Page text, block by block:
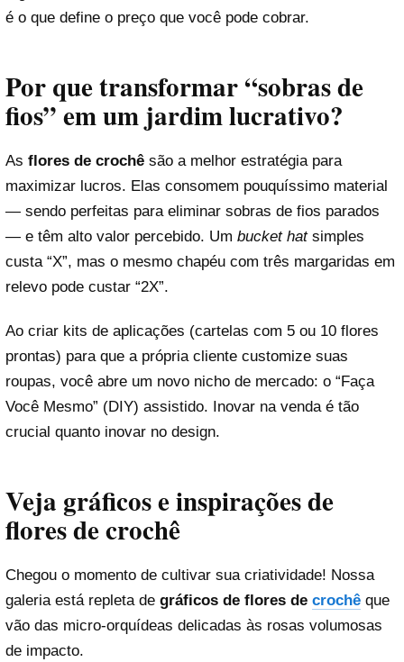
é o que define o preço que você pode cobrar.
Por que transformar “sobras de
fios” em um jardim lucrativo?
As flores de crochê são a melhor estratégia para
maximizar lucros. Elas consomem pouquíssimo material
— sendo perfeitas para eliminar sobras de fios parados
— e têm alto valor percebido. Um bucket hatsimples
custa “X”, mas o mesmo chapéu com três margaridas em
relevo pode custar “2X”.
Ao criar kits de aplicações (cartelas com 5 ou 10 flores
prontas) para que a própria cliente customize suas
roupas, você abre um novo nicho de mercado: o “Faça
Você Mesmo” (DIY) assistido. Inovar na venda é tão
crucial quanto inovar no design.
Veja gráficos e inspirações de
flores de crochê
Chegou o momento de cultivar sua criatividade! Nossa
galeria está repleta de gráficos de flores de crochê que
vão das micro-orquídeas delicadas às rosas volumosas
de impacto.